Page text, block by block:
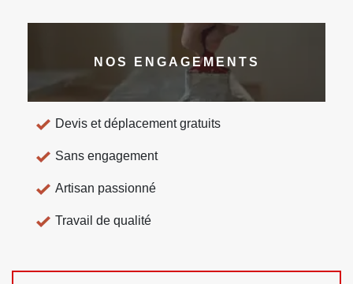
NOS ENGAGEMENTS
Devis et déplacement gratuits
Sans engagement
Artisan passionné
Travail de qualité